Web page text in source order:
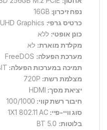
נפח זיכרון: 16GB
כרטיס גרפי:
כונן אופטי: ללא
מקלדת מוארת: לא
מערכת הפעלה:
תמיכה במערכות הפעלה:
מצלמת רשת:
יציאת מסך:
חיבור רשת קווי: 100/1000
סוג וויי-פיי: 1X1 802.11 AC
בלוטות: